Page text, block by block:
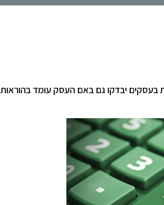
בעסקים יבדקו גם באם העסק עומד בהוראות